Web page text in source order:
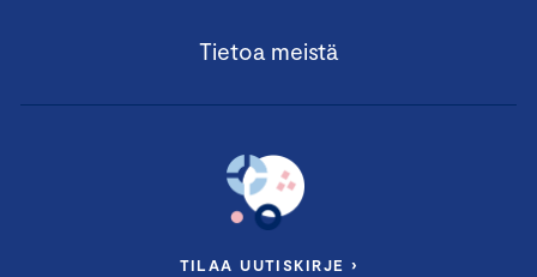
Tietoa meistä
TILAA UUTISKIRJE ›